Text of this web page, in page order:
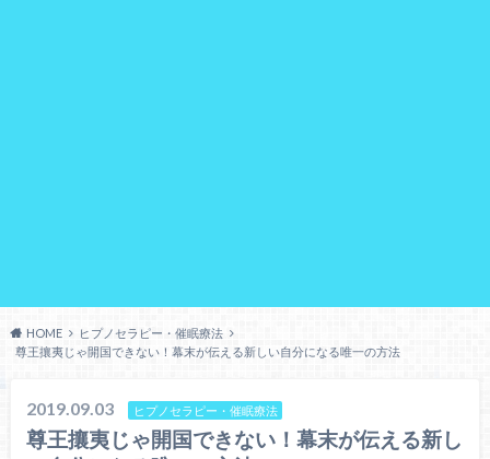
HOME
ヒプノセラピー・催眠療法
尊王攘夷じゃ開国できない！幕末が伝える新しい自分になる唯一の方法
2019.09.03 ヒプノセラピー・催眠療法
尊王攘夷じゃ開国できない！幕末が伝える新し